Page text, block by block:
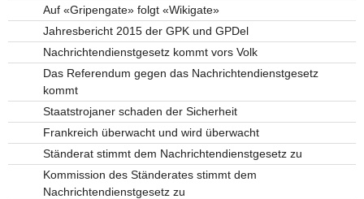
Auf «Gripengate» folgt «Wikigate»
Jahresbericht 2015 der GPK und GPDel
Nachrichtendienstgesetz kommt vors Volk
Das Referendum gegen das Nachrichtendienstgesetz
kommt
Staatstrojaner schaden der Sicherheit
Frankreich überwacht und wird überwacht
Ständerat stimmt dem Nachrichtendienstgesetz zu
Kommission des Ständerates stimmt dem
Nachrichtendienstgesetz zu